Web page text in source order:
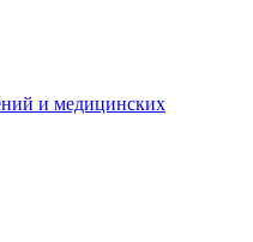
и медицинских